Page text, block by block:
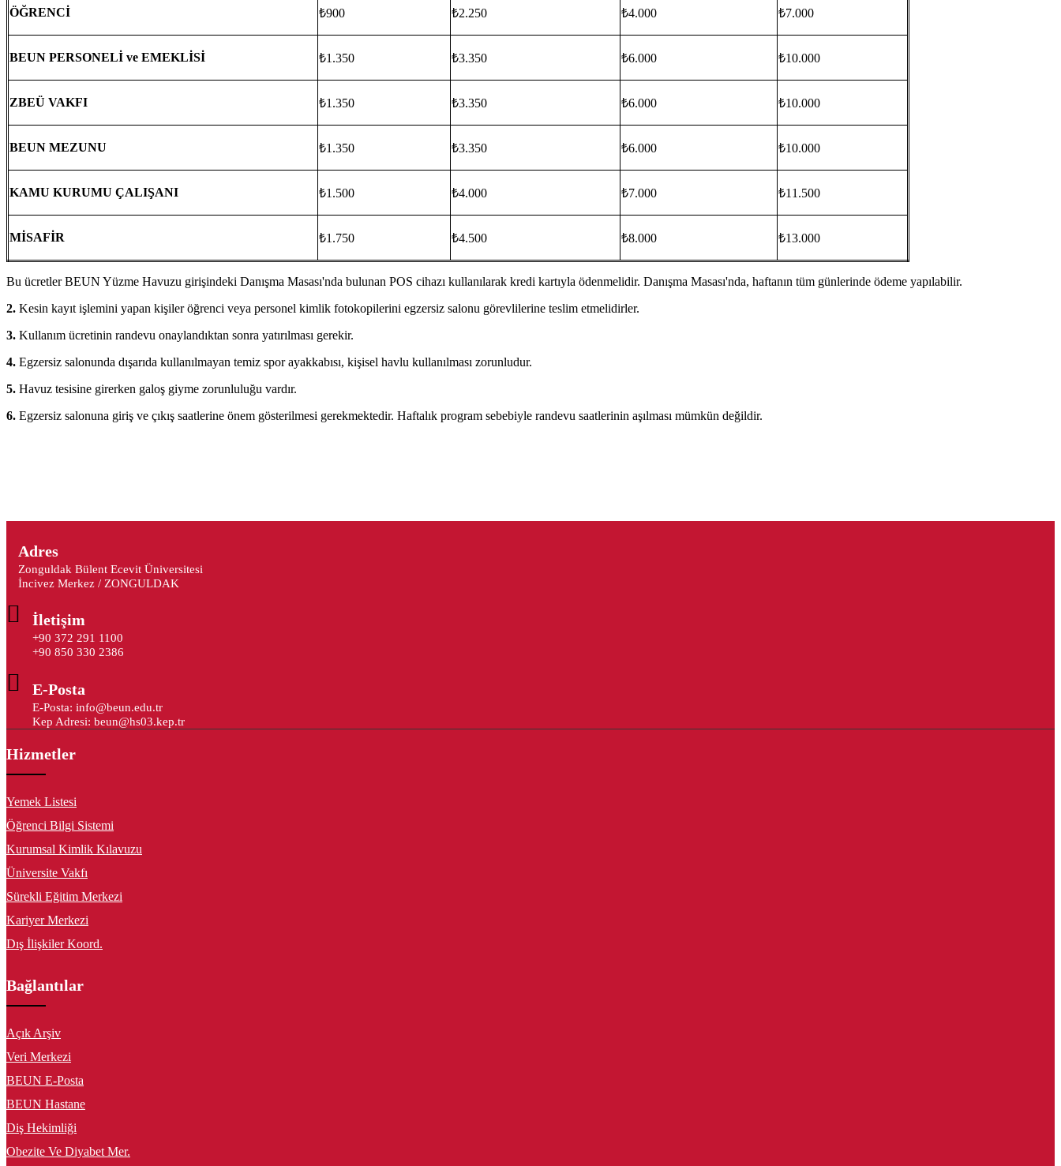
ÖĞRENCİ ₺900 ₺2.250 ₺4.000 ₺7.000
BEUN PERSONELİ ve EMEKLİSİ ₺1.350 ₺3.350 ₺6.000 ₺10.000
ZBEÜ VAKFI ₺1.350 ₺3.350 ₺6.000 ₺10.000
BEUN MEZUNU ₺1.350 ₺3.350 ₺6.000 ₺10.000
KAMU KURUMU ÇALIŞANI ₺1.500 ₺4.000 ₺7.000 ₺11.500
MİSAFİR ₺1.750 ₺4.500 ₺8.000 ₺13.000
Bu ücretler BEUN Yüzme Havuzu girişindeki Danışma Masası'nda bulunan POS cihazı kullanılarak kredi kartıyla ödenmelidir. Danışma Masası'nda, haftanın tüm günlerinde ödeme yapılabilir.
2. Kesin kayıt işlemini yapan kişiler öğrenci veya personel kimlik fotokopilerini egzersiz salonu görevlilerine teslim etmelidirler.
3. Kullanım ücretinin randevu onaylandıktan sonra yatırılması gerekir.
4. Egzersiz salonunda dışarıda kullanılmayan temiz spor ayakkabısı, kişisel havlu kullanılması zorunludur.
5. Havuz tesisine girerken galoş giyme zorunluluğu vardır.
6. Egzersiz salonuna giriş ve çıkış saatlerine önem gösterilmesi gerekmektedir. Haftalık program sebebiyle randevu saatlerinin aşılması mümkün değildir.
Adres
Zonguldak Bülent Ecevit Üniversitesi
İncivez Merkez / ZONGULDAK
İletişim
+90 372 291 1100
+90 850 330 2386
E-Posta
E-Posta: info@beun.edu.tr
Kep Adresi: beun@hs03.kep.tr
Hizmetler
Yemek Listesi
Öğrenci Bilgi Sistemi
Kurumsal Kimlik Kılavuzu
Üniversite Vakfı
Sürekli Eğitim Merkezi
Kariyer Merkezi
Dış İlişkiler Koord.
Bağlantılar
Açık Arşiv
Veri Merkezi
BEUN E-Posta
BEUN Hastane
Diş Hekimliği
Obezite Ve Diyabet Mer.